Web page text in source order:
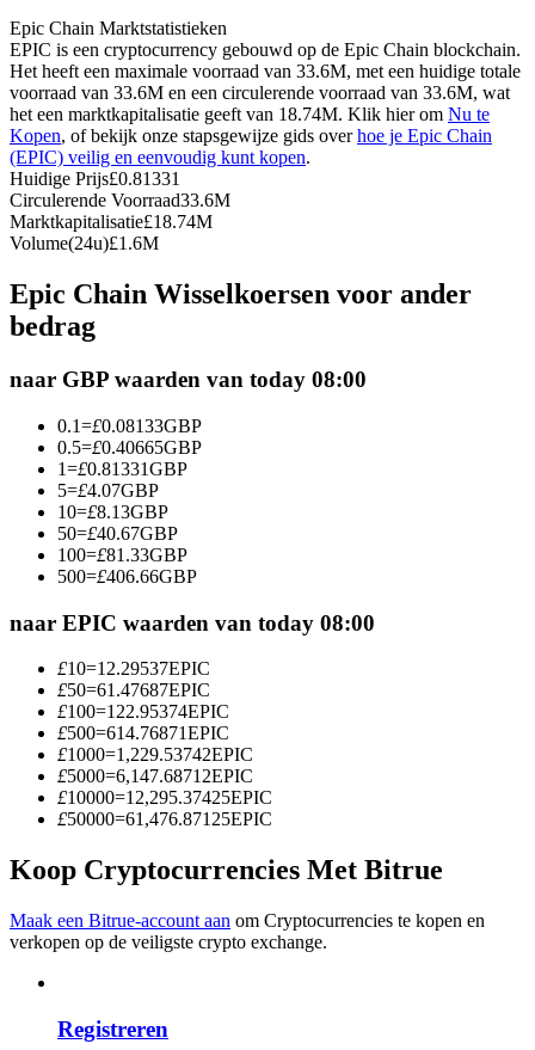
Kopiëren Handel
Sluit je aan bij top traders
Word een Copy Trader
Geniet van winstdeling en copy trading commissies
Informatie
Big data-analyse inclusief handelsinformatie, enz.
Gids
Epic Chain Marktstatistieken
EPIC is een cryptocurrency gebouwd op de Epic Chain blockchain.
Het heeft een maximale voorraad van 33.6M, met een huidige totale
voorraad van 33.6M en een circulerende voorraad van 33.6M, wat
het een marktkapitalisatie geeft van 18.74M. Klik hier om Nu te
Kopen, of bekijk onze stapsgewijze gids overhoe je Epic Chain
(EPIC) veilig en eenvoudig kunt kopen.
Huidige Prijs£0.81331
Circulerende Voorraad33.6M
Marktkapitalisatie£18.74M
Volume(24u)£1.6M
Epic Chain Wisselkoersen voor ander
bedrag
naar GBP waarden van today 08:00
0.1=£0.08133GBP
0.5=£0.40665GBP
1=£0.81331GBP
5=£4.07GBP
10=£8.13GBP
50=£40.67GBP
100=£81.33GBP
500=£406.66GBP
naar EPIC waarden van today 08:00
£10=12.29537EPIC
£50=61.47687EPIC
£100=122.95374EPIC
£500=614.76871EPIC
£1000=1,229.53742EPIC
£5000=6,147.68712EPIC
£10000=12,295.37425EPIC
£50000=61,476.87125EPIC
Koop Cryptocurrencies Met Bitrue
Maak een Bitrue-account aan om Cryptocurrencies te kopen en
verkopen op de veiligste crypto exchange.
Registreren